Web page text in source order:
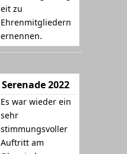
eit zu
Ehrenmitgliedern
ernennen.
Serenade 2022
Es war wieder ein
sehr
stimmungsvoller
Auftritt am